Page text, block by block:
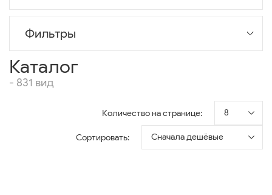
Фильтры
Каталог
- 831 вид
Количество на странице: 8
Сортировать: Сначала дешёвые